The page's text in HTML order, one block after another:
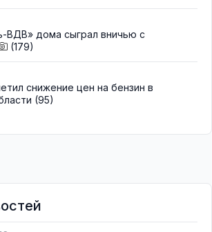
ВДВ» дома сыграл вничью с
(179)
снижение цен на бензин в
(95)